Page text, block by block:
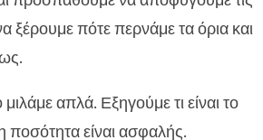
την ανάγκη για
τροφές που
υγεία
υποαλλεργική επιλογή με
ξέρουμε πότε περνάμε τα όρια και
απλά. Εξηγούμε τι είναι το
ποσότητα είναι ασφαλής.